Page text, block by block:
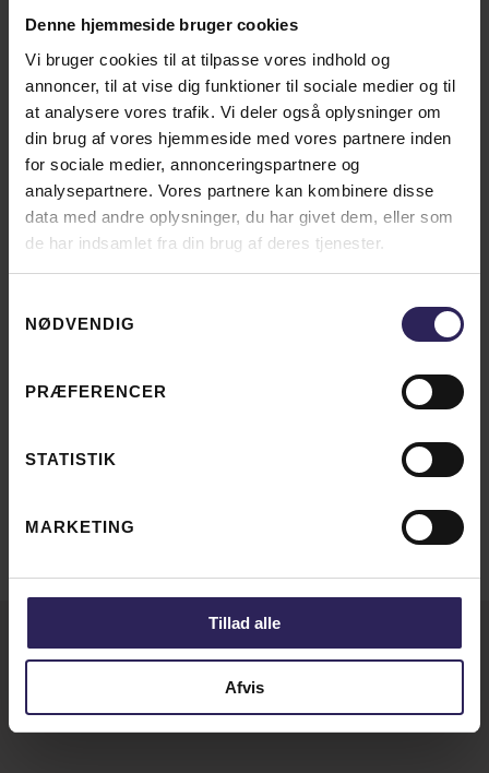
Denne hjemmeside bruger cookies
Vi bruger cookies til at tilpasse vores indhold og
annoncer, til at vise dig funktioner til sociale medier og til
at analysere vores trafik. Vi deler også oplysninger om
din brug af vores hjemmeside med vores partnere inden
for sociale medier, annonceringspartnere og
analysepartnere. Vores partnere kan kombinere disse
data med andre oplysninger, du har givet dem, eller som
de har indsamlet fra din brug af deres tjenester.
NØDVENDIG
PRÆFERENCER
STATISTIK
MARKETING
Tillad alle
Afvis
Danmark
ÅBN PÅ KORT